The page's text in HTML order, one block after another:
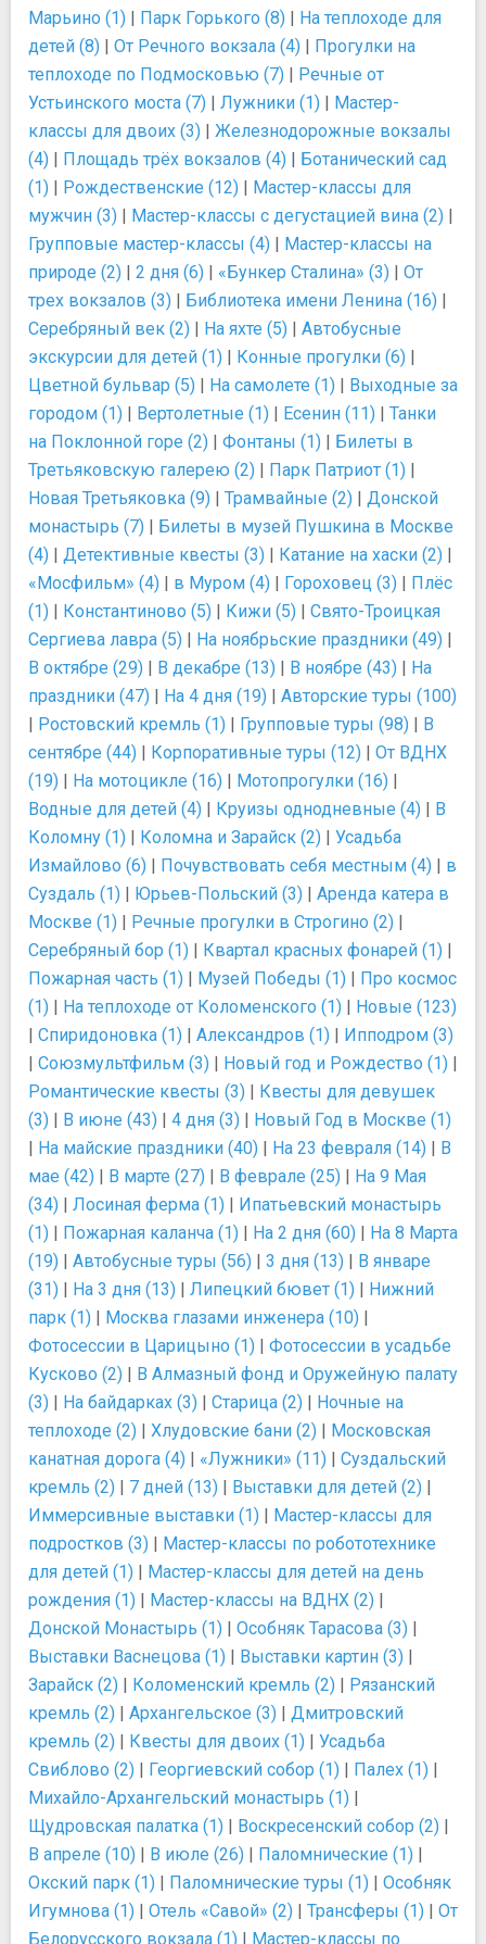
Марьино (1) | Парк Горького (8) | На теплоходе для
детей (8) | От Речного вокзала (4) | Прогулки на
теплоходе по Подмосковью (7) | Речные от
Устьинского моста (7) | Лужники (1) | Мастер-
классы для двоих (3) | Железнодорожные вокзалы
(4) | Площадь трёх вокзалов (4) | Ботанический сад
(1) | Рождественские (12) | Мастер-классы для
мужчин (3) | Мастер-классы с дегустацией вина (2) |
Групповые мастер-классы (4) | Мастер-классы на
природе (2) | 2 дня (6) | «Бункер Сталина» (3) | От
трех вокзалов (3) | Библиотека имени Ленина (16) |
Серебряный век (2) | На яхте (5) | Автобусные
экскурсии для детей (1) | Конные прогулки (6) |
Цветной бульвар (5) | На самолете (1) | Выходные за
городом (1) | Вертолетные (1) | Есенин (11) | Танки
на Поклонной горе (2) | Фонтаны (1) | Билеты в
Третьяковскую галерею (2) | Парк Патриот (1) |
Новая Третьяковка (9) | Трамвайные (2) | Донской
монастырь (7) | Билеты в музей Пушкина в Москве
(4) | Детективные квесты (3) | Катание на хаски (2) |
«Мосфильм» (4) | в Муром (4) | Гороховец (3) | Плёс
(1) | Константиново (5) | Кижи (5) | Свято-Троицкая
Сергиева лавра (5) | На ноябрьские праздники (49) |
В октябре (29) | В декабре (13) | В ноябре (43) | На
праздники (47) | На 4 дня (19) | Авторские туры (100)
| Ростовский кремль (1) | Групповые туры (98) | В
сентябре (44) | Корпоративные туры (12) | От ВДНХ
(19) | На мотоцикле (16) | Мотопрогулки (16) |
Водные для детей (4) | Круизы однодневные (4) | В
Коломну (1) | Коломна и Зарайск (2) | Усадьба
Измайлово (6) | Почувствовать себя местным (4) | в
Суздаль (1) | Юрьев-Польский (3) | Аренда катера в
Москве (1) | Речные прогулки в Строгино (2) |
Серебряный бор (1) | Квартал красных фонарей (1) |
Пожарная часть (1) | Музей Победы (1) | Про космос
(1) | На теплоходе от Коломенского (1) | Новые (123)
| Спиридоновка (1) | Александров (1) | Ипподром (3)
| Союзмультфильм (3) | Новый год и Рождество (1) |
Романтические квесты (3) | Квесты для девушек
(3) | В июне (43) | 4 дня (3) | Новый Год в Москве (1)
| На майские праздники (40) | На 23 февраля (14) | В
мае (42) | В марте (27) | В феврале (25) | На 9 Мая
(34) | Лосиная ферма (1) | Ипатьевский монастырь
(1) | Пожарная каланча (1) | На 2 дня (60) | На 8 Марта
(19) | Автобусные туры (56) | 3 дня (13) | В январе
(31) | На 3 дня (13) | Липецкий бювет (1) | Нижний
парк (1) | Москва глазами инженера (10) |
Фотосессии в Царицыно (1) | Фотосессии в усадьбе
Кусково (2) | В Алмазный фонд и Оружейную палату
(3) | На байдарках (3) | Старица (2) | Ночные на
теплоходе (2) | Хлудовские бани (2) | Московская
канатная дорога (4) | «Лужники» (11) | Суздальский
кремль (2) | 7 дней (13) | Выставки для детей (2) |
Иммерсивные выставки (1) | Мастер-классы для
подростков (3) | Мастер-классы по робототехнике
для детей (1) | Мастер-классы для детей на день
рождения (1) | Мастер-классы на ВДНХ (2) |
Донской Монастырь (1) | Особняк Тарасова (3) |
Выставки Васнецова (1) | Выставки картин (3) |
Зарайск (2) | Коломенский кремль (2) | Рязанский
кремль (2) | Архангельское (3) | Дмитровский
кремль (2) | Квесты для двоих (1) | Усадьба
Свиблово (2) | Георгиевский собор (1) | Палех (1) |
Михайло-Архангельский монастырь (1) |
Щудровская палатка (1) | Воскресенский собор (2) |
В апреле (10) | В июле (26) | Паломнические (1) |
Окский парк (1) | Паломнические туры (1) | Особняк
Игумнова (1) | Отель «Савой» (2) | Трансферы (1) | От
Белорусского вокзала (1) | Мастер-классы по